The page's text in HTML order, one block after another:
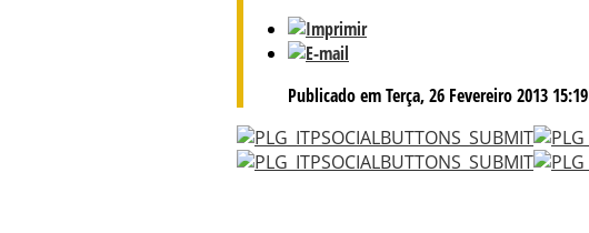
Publicado em Terça, 26 Fevereiro 2013 15:19